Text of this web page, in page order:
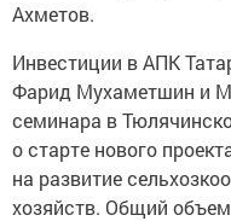
Ахметов.
Инвестиции в АПК
Фарид Мухаметшин и
семинара в
о старте нового
на развитие
хозяйств. Общий